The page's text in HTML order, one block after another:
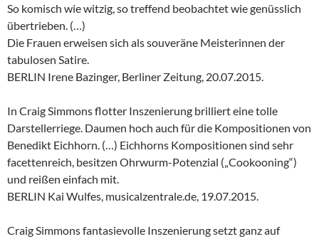
So komisch wie witzig, so treffend beobachtet wie genüsslich
übertrieben. (…)
Die Frauen erweisen sich als souveräne Meisterinnen der
tabulosen Satire.
BERLIN Irene Bazinger, Berliner Zeitung, 20.07.2015.
In Craig Simmons flotter Inszenierung brilliert eine tolle
Darstellerriege. Daumen hoch auch für die Kompositionen von
Benedikt Eichhorn. (…) Eichhorns Kompositionen sind sehr
facettenreich, besitzen Ohrwurm-Potenzial („Cookooning“)
und reißen einfach mit.
BERLIN Kai Wulfes, musicalzentrale.de, 19.07.2015.
Craig Simmons fantasievolle Inszenierung setzt ganz auf